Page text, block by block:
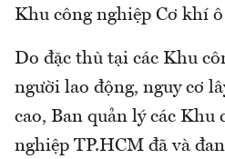
Khu công nghiệp Cơ khí
Do đặc thù tại các Khu
người lao động, nguy cơ
cao, Ban quản lý các Khu
nghiệp TP.HCM đã và